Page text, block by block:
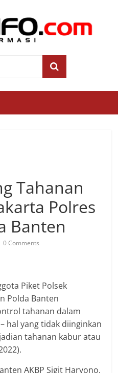
Tahanan
Polres
Banten
0 Comments
Piket Polsek
Polda Banten
tahanan dalam
hal yang tidak diinginkan
tahanan kabur atau
AKBP Sigit Haryono,